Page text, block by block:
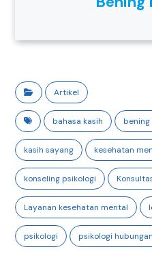
Artikel
bahasa kasih bening
kasih sayang kesehatan
konseling psikologi
Layanan kesehatan mental
psikologi psikologi hubungan